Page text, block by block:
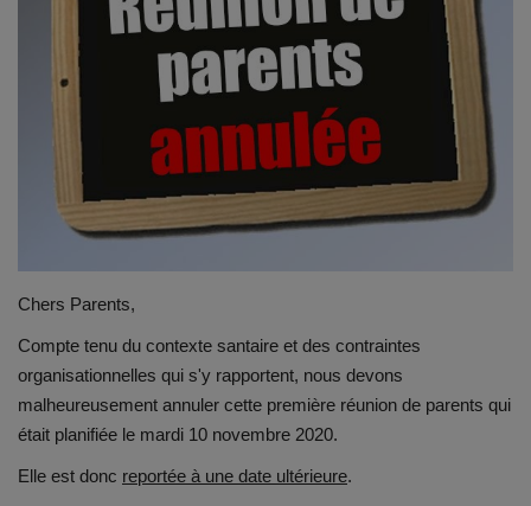
Emplois
Notre offre d'enseignement (2026)
Association des Parents
Offre d'enseignement & inscriptions
Ancien-ne-s du CES Saint-Vincent
Activation email
Internats
Chers Parents,
Compte tenu du contexte santaire et des contraintes
organisationnelles qui s'y rapportent, nous devons
malheureusement annuler cette première réunion de parents qui
était planifiée le mardi 10 novembre 2020.
Elle est donc reportée à une date ultérieure.